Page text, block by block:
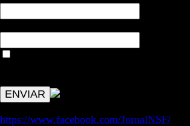
https://www.facebook.com/JornalNSF/